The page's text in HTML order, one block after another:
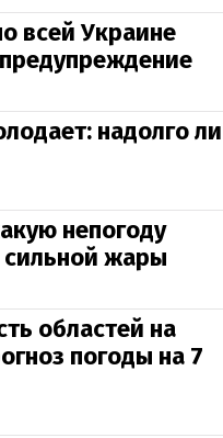
всей Украине
надолго ли
непогоду
сильной жары
областей на
погоды на 7